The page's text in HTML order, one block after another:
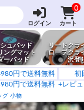
ログイン
0
カート
ュパッド
ングマット
ーパッド
リードクラ
ロープクラ
沢登
円で送料無料
円で送料無料
初
+レビ
グ 小物